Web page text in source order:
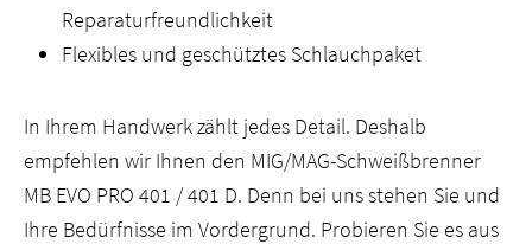
Reparaturfreundlichkeit
Flexibles und geschütztes Schlauchpaket
In Ihrem Handwerk zählt jedes Detail. Deshalb
empfehlen wir Ihnen den MIG/MAG-Schweißbrenner
MB EVO PRO 401 / 401 D. Denn bei uns stehen Sie und
Ihre Bedürfnisse im Vordergrund. Probieren Sie es aus